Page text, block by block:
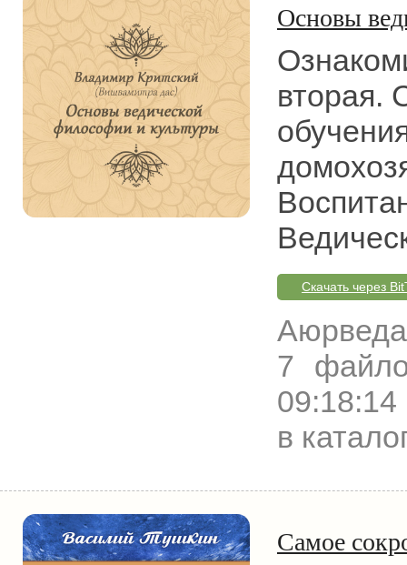
Основы
вторая.
Скачать через
7
09:18:14
в
Самое